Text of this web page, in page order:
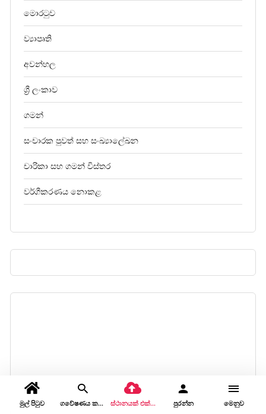
මොරටුව
ව්‍යාපෘති
අවන්හල
ශ්‍රී ලංකාව
ගමන්
සංචාරක පුවත් සහ සංඛ්‍යාලේඛන
චාරිකා සහ ගමන් විස්තර
වර්ගීකරණය නොකළ
මුල් පිටුව ගවේෂණය කරන්න ස්ථානයක් එක් කරන්න පුරන්න මෙනුව